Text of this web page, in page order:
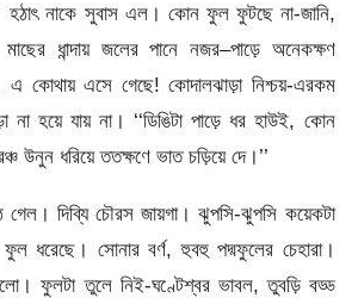
হঠাৎ নাকে সুবাস এল। কোন ফুল ফুটছে না-জানি,
ধান্দায় জলের পানে নজর–পাড়ে অনেকক্ষণ
এ কোথায় এসে গেছে! কোদালঝাড়া নিশ্চয়-এরকম
না হয়ে যায় না। ‘‘ডিঙিটা পাড়ে ধর হাউই, কোন
উনুন ধরিয়ে ততক্ষণে ভাত চড়িয়ে দে।’’
গেল। দিব্যি চৌরস জায়গা। ঝুপসি-ঝুপসি কয়েকটা
ধরেছে। সোনার বর্ণ, হুবহু পদ্মফুলের চেহারা।
ফুলটা তুলে নিই-ঘণ্টেশ্বর ভাবল, তুবড়ি বড্ড